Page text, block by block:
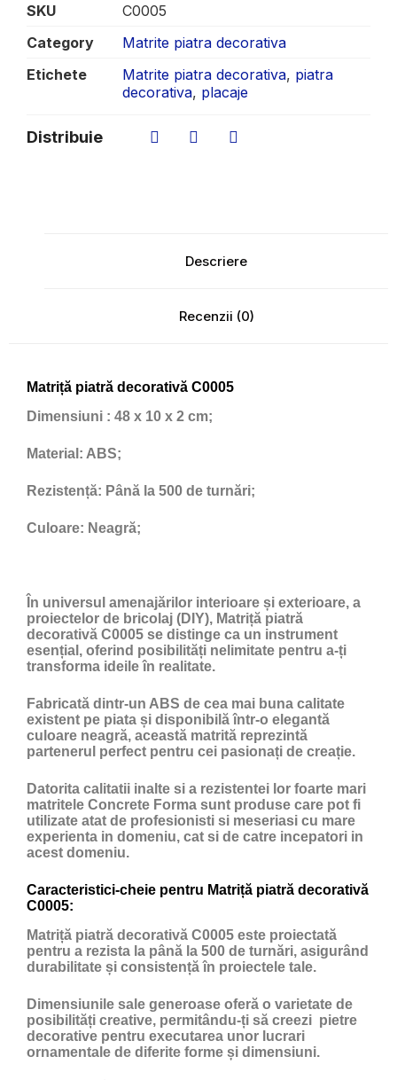
SKU
C0005
Category
Matrite piatra decorativa
Etichete
Matrite piatra decorativa, piatra
decorativa, placaje
Distribuie
Descriere
Recenzii (0)
Matriță piatră decorativă C0005
Dimensiuni : 48 x 10 x 2 cm;
Material: ABS;
Rezistență: Până la 500 de turnări;
Culoare: Neagră;
În universul amenajărilor interioare și exterioare, a
proiectelor de bricolaj (DIY), Matriță piatră
decorativă C0005 se distinge ca un instrument
esențial, oferind posibilități nelimitate pentru a-ți
transforma ideile în realitate.
Fabricată dintr-un ABS de cea mai buna calitate
existent pe piata și disponibilă într-o elegantă
culoare neagră, această matrită reprezintă
partenerul perfect pentru cei pasionați de creație.
Datorita calitatii inalte si a rezistentei lor foarte mari
matritele Concrete Forma sunt produse care pot fi
utilizate atat de profesionisti si meseriasi cu mare
experienta in domeniu, cat si de catre incepatori in
acest domeniu.
Caracteristici-cheie pentru Matriță piatră decorativă
C0005:
Matriță piatră decorativă C0005 este proiectată
pentru a rezista la până la 500 de turnări, asigurând
durabilitate și consistență în proiectele tale.
Dimensiunile sale generoase oferă o varietate de
posibilități creative, permitându-ți să creezi pietre
decorative pentru executarea unor lucrari
ornamentale de diferite forme și dimensiuni.